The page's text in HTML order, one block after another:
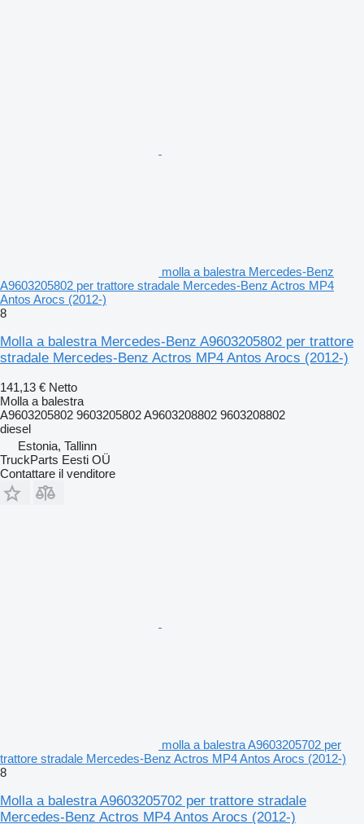
molla a balestra Mercedes-Benz
A9603205802 per trattore stradale Mercedes-Benz Actros MP4
Antos Arocs (2012-)
8
Molla a balestra Mercedes-Benz A9603205802 per trattore
stradale Mercedes-Benz Actros MP4 Antos Arocs (2012-)
141,13 € Netto
Molla a balestra
A9603205802 9603205802 A9603208802 9603208802
diesel
Estonia, Tallinn
TruckParts Eesti OÜ
Contattare il venditore
molla a balestra A9603205702 per
trattore stradale Mercedes-Benz Actros MP4 Antos Arocs (2012-)
8
Molla a balestra A9603205702 per trattore stradale
Mercedes-Benz Actros MP4 Antos Arocs (2012-)